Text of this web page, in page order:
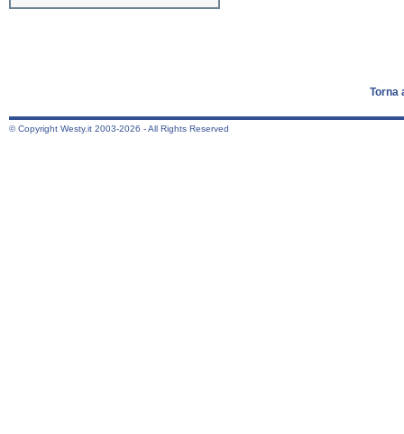
Torna
© Copyright Westy.it 2003-2026 - All Rights Reserved